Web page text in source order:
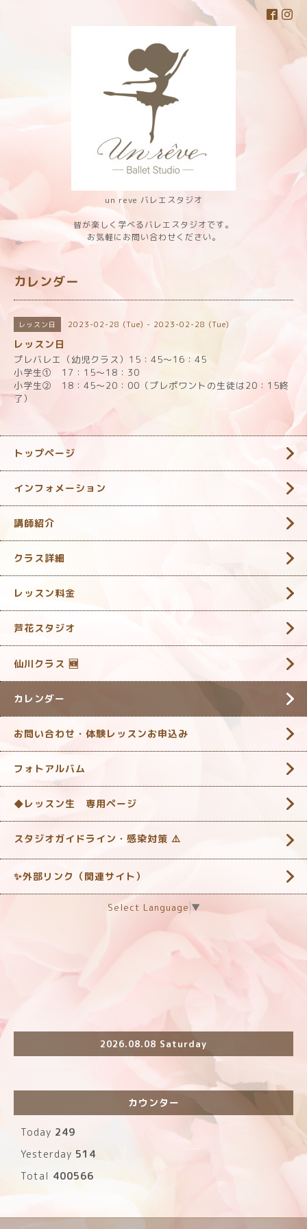
un reve バレエスタジオ
皆が楽しく学べるバレエスタジオです。
お気軽にお問い合わせください。
カレンダー
レッスン日 2023-02-28 (Tue) - 2023-02-28 (Tue)
レッスン日
プレバレエ（幼児クラス）15：45～16：45
小学生① 17：15～18：30
小学生② 18：45～20：00（プレポワントの生徒は20：15終
了）
トップページ
インフォメーション
講師紹介
クラス詳細
レッスン料金
芦花スタジオ
仙川クラス 🆕
カレンダー
お問い合わせ・体験レッスンお申込み
フォトアルバム
◆レッスン生 専用ページ
スタジオガイドライン・感染対策 ‎⚠️
✨外部リンク（関連サイト）
Select Language ▼
2026.08.08 Saturday
カウンター
Today 249
Yesterday 514
Total 400566